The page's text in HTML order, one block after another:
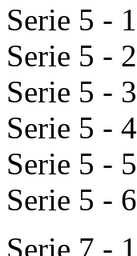
Serie 5 -
Serie 5 -
Serie 5 -
Serie 5 -
Serie 5 -
Serie 5 -
Serie 7 -